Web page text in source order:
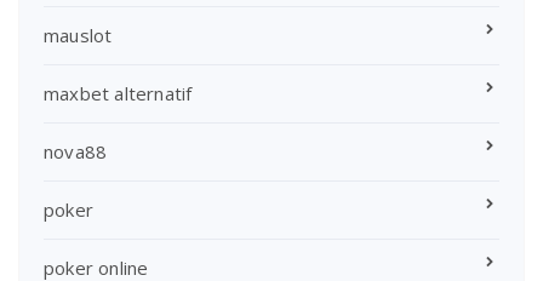
mauslot
maxbet alternatif
nova88
poker
poker online